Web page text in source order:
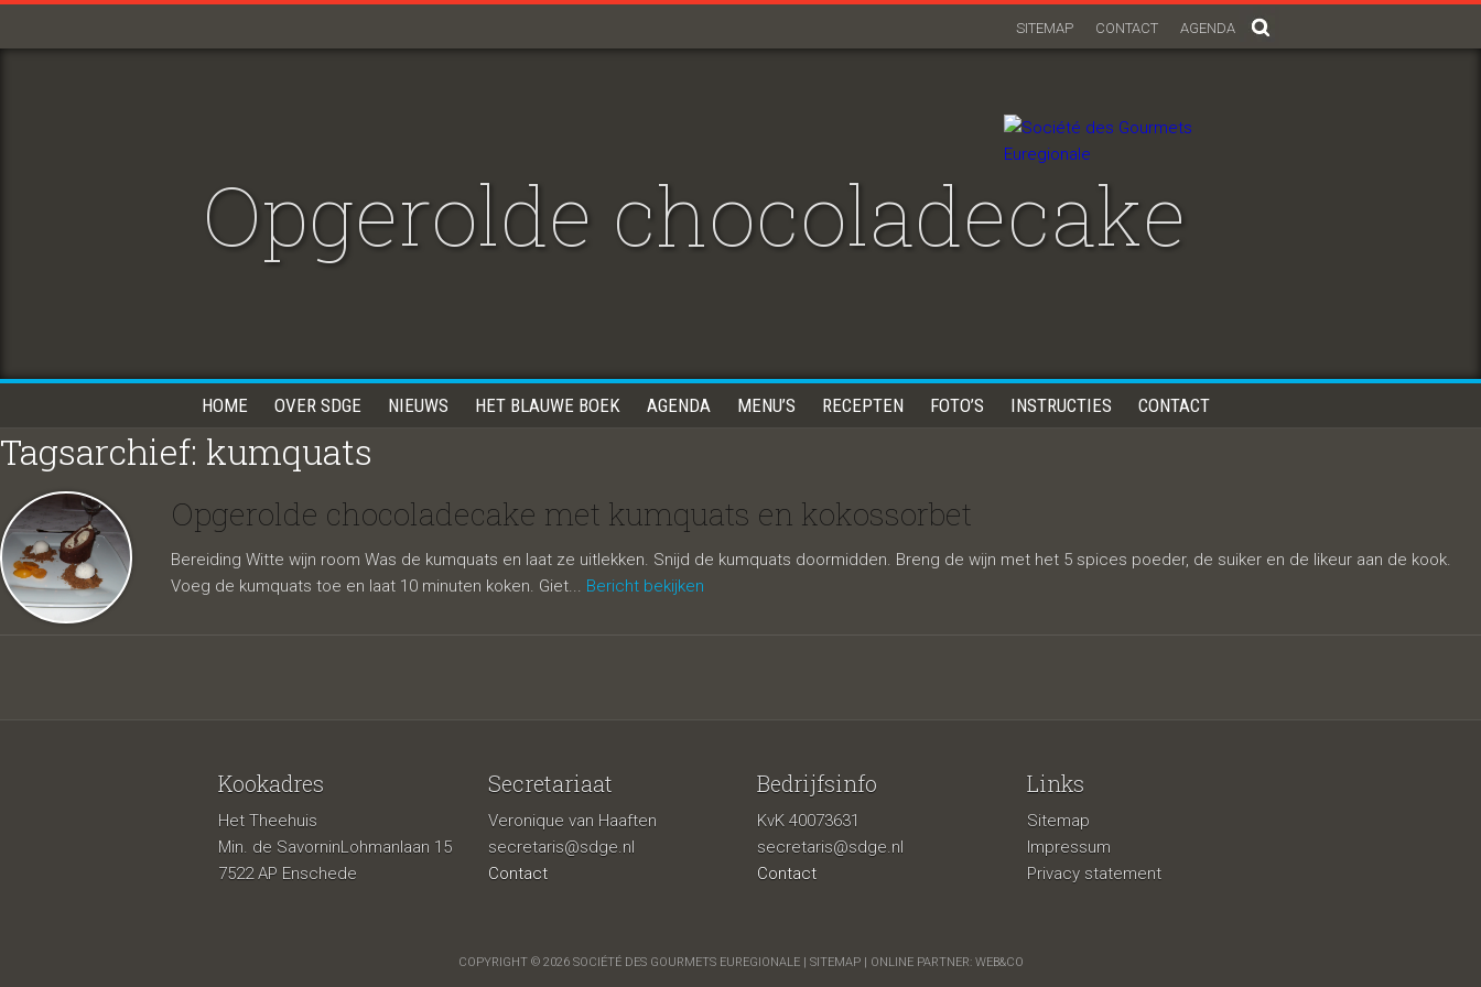
AGENDA
CONTACT
SITEMAP
Opgerolde chocoladecake
met kumquats en
kokossorbet
HOME OVER SDGE NIEUWS HET BLAUWE BOEK AGENDA MENU’S RECEPTEN FOTO’S INSTRUCTIES CONTACT
Tagsarchief: kumquats
Opgerolde chocoladecake met kumquats en kokossorbet
Bereiding Witte wijn room Was de kumquats en laat ze uitlekken. Snijd de kumquats doormidden. Breng de wijn met het 5 spices poeder, de suiker en de likeur aan de kook.
Voeg de kumquats toe en laat 10 minuten koken. Giet... Bericht bekijken
Kookadres
Het Theehuis
Min. de SavorninLohmanlaan 15
7522 AP Enschede
Secretariaat
Veronique van Haaften
secretaris@sdge.nl
Contact
Bedrijfsinfo
KvK 40073631
secretaris@sdge.nl
Contact
Links
Sitemap
Impressum
Privacy statement
COPYRIGHT © 2026 SOCIÉTÉ DES GOURMETS EUREGIONALE | SITEMAP| ONLINE PARTNER: WEB&CO